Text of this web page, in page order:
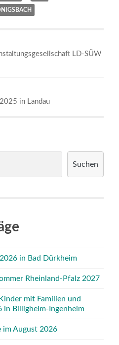
LD-SÜW
in Landau
Suchen
in Bad Dürkheim
Rheinland-Pfalz 2027
mit Familien und
in Billigheim-Ingenheim
im August 2026